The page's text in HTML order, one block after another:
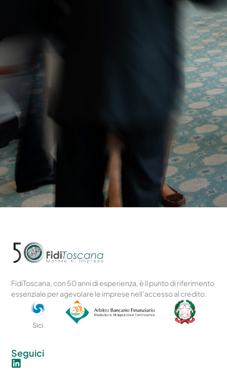
FidiToscana, con 50 anni di esperienza, è il punto di riferimento
essenziale per agevolare le imprese nell’accesso al credito.
Sici
Seguici